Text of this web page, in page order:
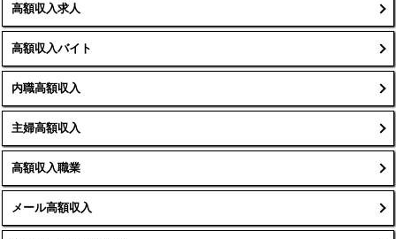
高額収入求人
高額収入バイト
内職高額収入
主婦高額収入
高額収入職業
メール高額収入